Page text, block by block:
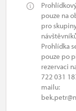
pouze na
pro
Prohlídka
pouze po
rezervaci
722 031
mailu: